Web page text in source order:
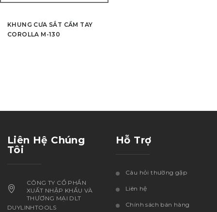
KHUNG CƯA SẮT CẦM TAY
COROLLA M-130
Liên Hệ Chúng
Tôi
CÔNG TY CỔ PHẦN
XUẤT NHẬP KHẨU VÀ
THƯƠNG MẠI DLT
DUYLINHTOOLS
Hỗ Trợ
Câu hỏi thường gặp
Liên hệ
Chính sách bán hàng